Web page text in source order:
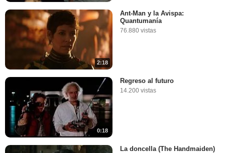
2:18
Ant-Man y la Avispa:
Quantumanía
76.880 vistas
0:18
Regreso al futuro
14.200 vistas
La doncella (The Handmaiden)